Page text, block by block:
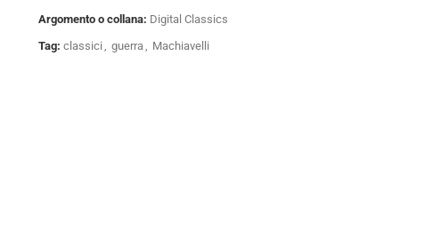
Argomento o collana: Digital Classics
Tag: classici guerra Machiavelli